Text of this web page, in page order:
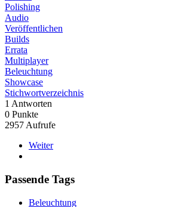
Polishing
Audio
Veröffentlichen
Builds
Errata
Multiplayer
Beleuchtung
Showcase
Stichwortverzeichnis
1 Antworten
0 Punkte
2957 Aufrufe
Weiter
Passende Tags
Beleuchtung